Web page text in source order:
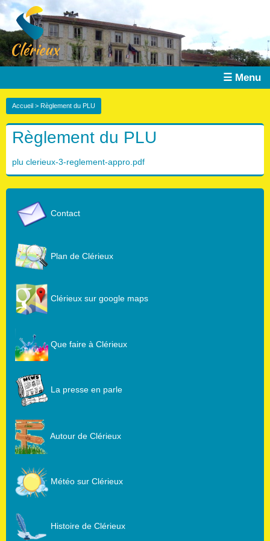
☰ Menu
Accueil > Règlement du PLU
Règlement du PLU
plu clerieux-3-reglement-appro.pdf
Contact
Plan de Clérieux
Clérieux sur google maps
Que faire à Clérieux
La presse en parle
Autour de Clérieux
Météo sur Clérieux
Histoire de Clérieux